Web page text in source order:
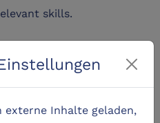
externe Inhalte geladen,
skills.
zone we
thinking,
with creative